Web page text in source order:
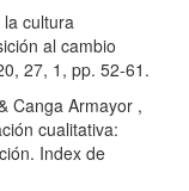
cultura
al cambio
27, 1, pp. 52-61.
Canga Armayor ,
cualitativa:
Index de